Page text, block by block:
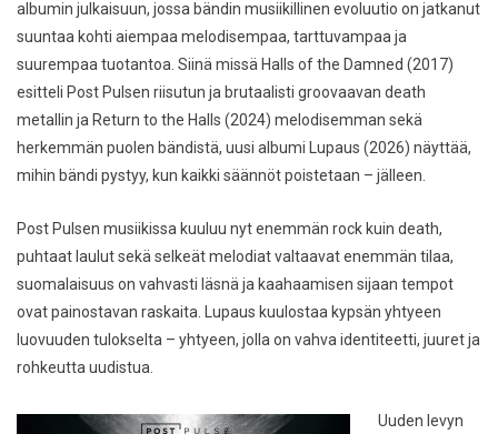
albumin julkaisuun, jossa bändin musiikillinen evoluutio on jatkanut
suuntaa kohti aiempaa melodisempaa, tarttuvampaa ja
suurempaa tuotantoa. Siinä missä Halls of the Damned (2017)
esitteli Post Pulsen riisutun ja brutaalisti groovaavan death
metallin ja Return to the Halls (2024) melodisemman sekä
herkemmän puolen bändistä, uusi albumi
Lupaus (2026) näyttää,
mihin bändi pystyy, kun kaikki säännöt poistetaan – jälleen.
Post Pulsen musiikissa kuuluu nyt enemmän rock kuin death,
puhtaat laulut sekä selkeät melodiat valtaavat enemmän tilaa,
suomalaisuus on vahvasti läsnä ja kaahaamisen sijaan tempot
ovat painostavan raskaita. Lupaus kuulostaa kypsän yhtyeen
luovuuden tulokselta – yhtyeen, jolla on vahva identiteetti, juuret ja
rohkeutta uudistua.
Uuden levyn